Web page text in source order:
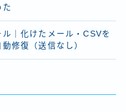
｜化けたメール・CSVを
修復（送信なし）